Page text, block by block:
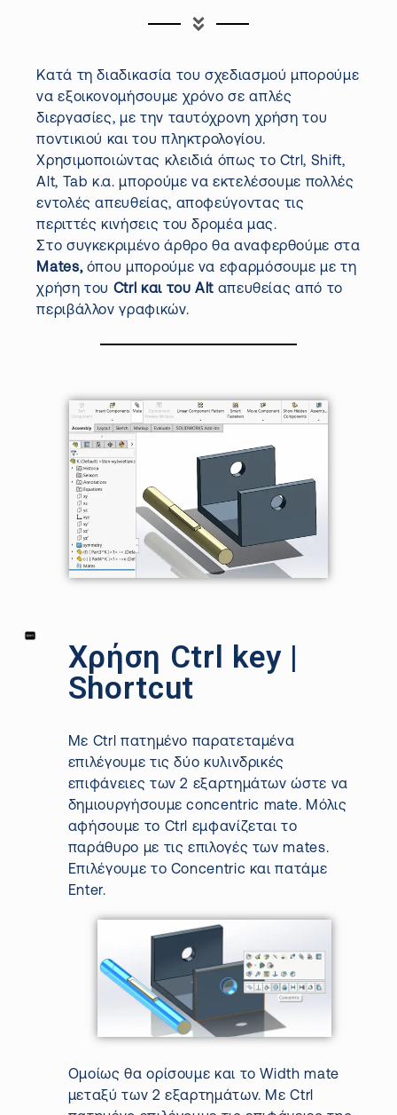
Κατά τη διαδικασία του σχεδιασμού μπορούμε
να εξοικονομήσουμε χρόνο σε απλές
διεργασίες, με την ταυτόχρονη χρήση του
ποντικιού και του πληκτρολογίου.
Χρησιμοποιώντας κλειδιά όπως το Ctrl, Shift,
Alt, Tab κ.α. μπορούμε να εκτελέσουμε πολλές
εντολές απευθείας, αποφεύγοντας τις
περιττές κινήσεις του δρομέα μας.
Στο συγκεκριμένο άρθρο θα αναφερθούμε στα
Mates,όπου μπορούμε να εφαρμόσουμε με τη
χρήση του Ctrl και του Alt απευθείας από το
περιβάλλον γραφικών.
Χρήση Ctrl key |
Shortcut
Με Ctrl πατημένο παρατεταμένα
επιλέγουμε τις δύο κυλινδρικές
επιφάνειες των 2 εξαρτημάτων ώστε να
δημιουργήσουμεconcentric mate. Μόλις
αφήσουμε το Ctrl εμφανίζεται το
παράθυρο με τις επιλογές τωνmates.
Επιλέγουμε το Concentric και πατάμε
Enter.
Ομοίως θα ορίσουμε και το Width mate
μεταξύ των 2 εξαρτημάτων. ΜεCtrl